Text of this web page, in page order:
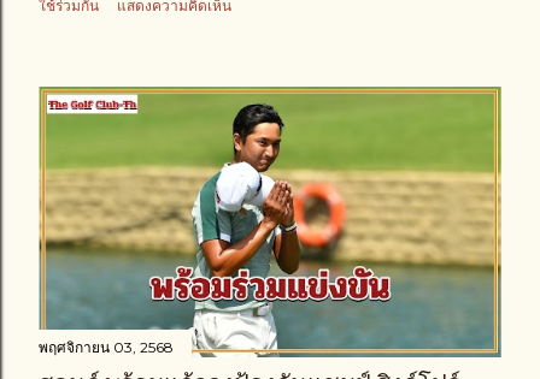
ใช้ร่วมกัน แสดงความคิดเห็น
พฤศจิกายน 03, 2568